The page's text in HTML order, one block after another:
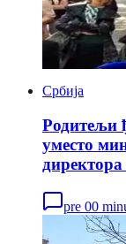
Србија
Родитељи
уместо
pre 00